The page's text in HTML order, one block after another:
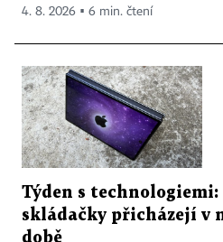
4. 8. 2026 ▪ 6 min. čtení
Týden s
skládačky přicházejí v
době